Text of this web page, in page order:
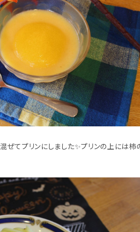
てプリンにしました✨プリンの上には柿